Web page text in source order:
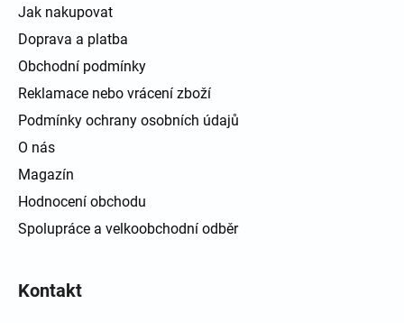
Jak nakupovat
Doprava a platba
Obchodní podmínky
Reklamace nebo vrácení zboží
Podmínky ochrany osobních údajů
O nás
Magazín
Hodnocení obchodu
Spolupráce a velkoobchodní odběr
Kontakt